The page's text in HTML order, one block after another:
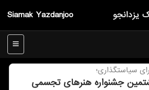
Siamak Yazdanjoo یزدانجو
منو
سیاستگذاری؛
جشنواره هنرهای تجسمی